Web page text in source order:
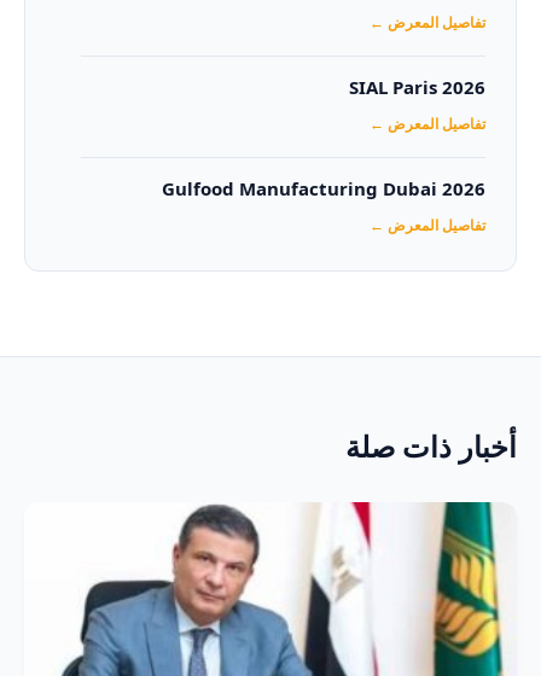
تفاصيل المعرض ←
SIAL Paris 2026
تفاصيل المعرض ←
Gulfood Manufacturing Dubai 2026‏
تفاصيل المعرض ←
أخبار ذات صلة